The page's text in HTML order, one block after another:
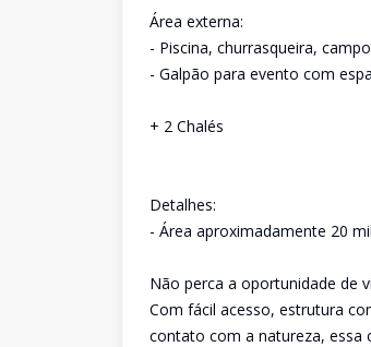
Área externa:
- Piscina, churrasqueira,
- Galpão para evento com
+ 2 Chalés
Detalhes:
- Área aproximadamente 20
Não perca a oportunidade de
Com fácil acesso, estrutura
contato com a natureza, essa